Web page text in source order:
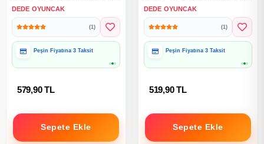
Yarış Seti Kaydıraklı
Otopark Garaj Seti
DEDE OYUNCAK
(1)
Peşin Fiyatına 3 Taksit
579,90 TL
Sepete Ekle
Yarış Seti Kaydıraklı
Otopark Garaj Seti
DEDE OYUNCAK
(1)
Peşin Fiyatına 3 Taksit
519,90 TL
Sepete Ekle